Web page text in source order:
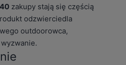
zakupy stają się częścią
odzwierciedla
outdoorowca,